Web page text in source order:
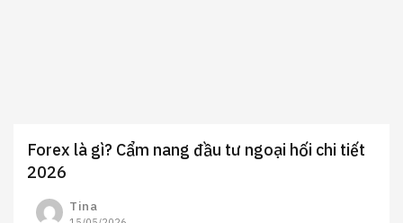
Forex là gì? Cẩm nang đầu tư ngoại hối chi tiết
2026
Tina